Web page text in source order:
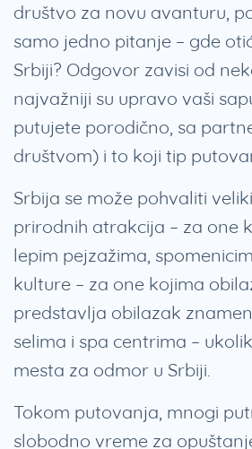
društvo za novu avanturu,
samo jedno pitanje – gde
Srbiji? Odgovor zavisi od
najvažniji su upravo vaši
putujete porodično, sa
društvom) i to koji tip
Srbija se može pohvaliti
prirodnih atrakcija – za one
lepim pejzažima,
kulture – za one kojima
predstavlja obilazak
selima i spa centrima –
mesta za odmor u Srbiji.
Tokom putovanja, mnogi
slobodno vreme za